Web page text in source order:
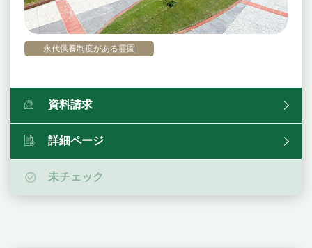
永代供養制度がある霊園
資料請求
詳細ページ
未チェック